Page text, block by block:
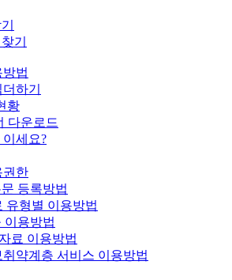
기
방법
하기
황
다운로드
이세요?
권한
등록방법
유형별 이용방법
이용방법
료 이용방법
취약계층 서비스 이용방법